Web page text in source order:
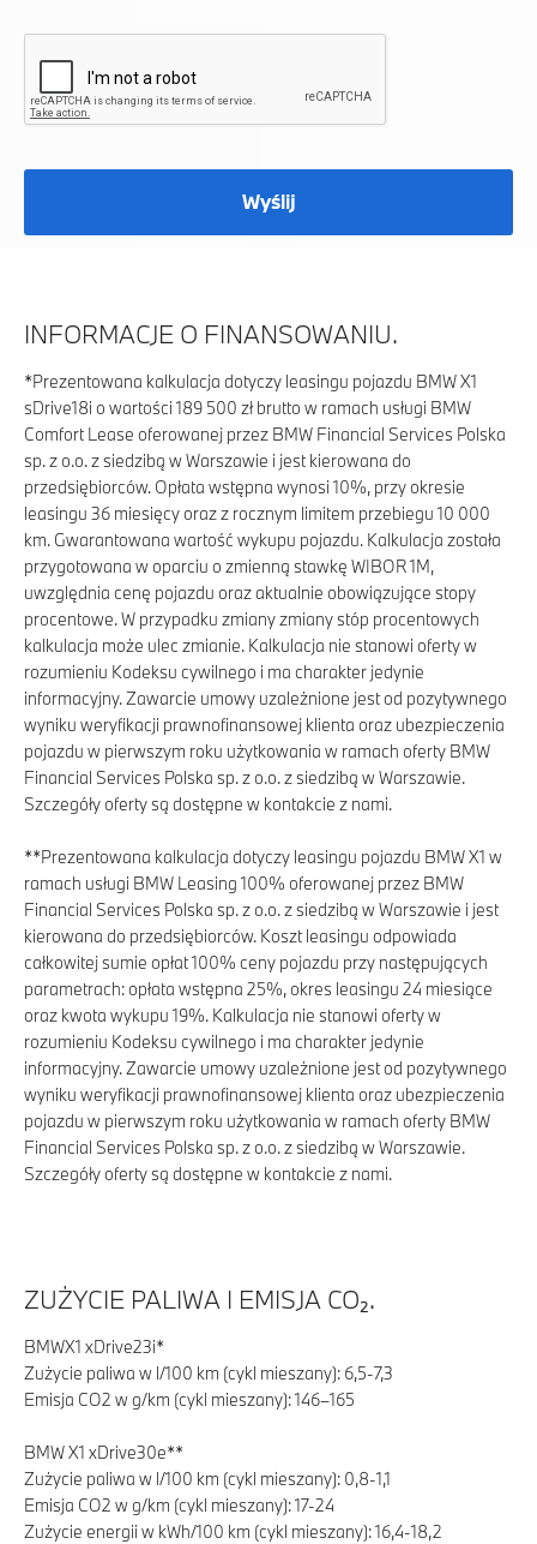
Wyślij
INFORMACJE O FINANSOWANIU.
*Prezentowana kalkulacja dotyczy leasingu pojazdu BMW X1
sDrive18i o wartości 189 500 zł brutto w ramach usługi BMW
Comfort Lease oferowanej przez BMW Financial Services Polska
sp. z o.o. z siedzibą w Warszawie i jest kierowana do
przedsiębiorców. Opłata wstępna wynosi 10%, przy okresie
leasingu 36 miesięcy oraz z rocznym limitem przebiegu 10 000
km. Gwarantowana wartość wykupu pojazdu. Kalkulacja została
przygotowana w oparciu o zmienną stawkę WIBOR 1M,
uwzględnia cenę pojazdu oraz aktualnie obowiązujące stopy
procentowe. W przypadku zmiany zmiany stóp procentowych
kalkulacja może ulec zmianie. Kalkulacja nie stanowi oferty w
rozumieniu Kodeksu cywilnego i ma charakter jedynie
informacyjny. Zawarcie umowy uzależnione jest od pozytywnego
wyniku weryfikacji prawnofinansowej klienta oraz ubezpieczenia
pojazdu w pierwszym roku użytkowania w ramach oferty BMW
Financial Services Polska sp. z o.o. z siedzibą w Warszawie.
Szczegóły oferty są dostępne w kontakcie z nami.
**Prezentowana kalkulacja dotyczy leasingu pojazdu BMW X1 w
ramach usługi BMW Leasing 100% oferowanej przez BMW
Financial Services Polska sp. z o.o. z siedzibą w Warszawie i jest
kierowana do przedsiębiorców. Koszt leasingu odpowiada
całkowitej sumie opłat 100% ceny pojazdu przy następujących
parametrach: opłata wstępna 25%, okres leasingu 24 miesiące
oraz kwota wykupu 19%. Kalkulacja nie stanowi oferty w
rozumieniu Kodeksu cywilnego i ma charakter jedynie
informacyjny. Zawarcie umowy uzależnione jest od pozytywnego
wyniku weryfikacji prawnofinansowej klienta oraz ubezpieczenia
pojazdu w pierwszym roku użytkowania w ramach oferty BMW
Financial Services Polska sp. z o.o. z siedzibą w Warszawie.
Szczegóły oferty są dostępne w kontakcie z nami.
ZUŻYCIE PALIWA I EMISJA CO₂.
BMWX1 xDrive23i*
Zużycie paliwa w l/100 km (cykl mieszany): 6,5-7,3
Emisja CO2 w g/km (cykl mieszany): 146–165
BMW X1 xDrive30e**
Zużycie paliwa w l/100 km (cykl mieszany): 0,8-1,1
Emisja CO2 w g/km (cykl mieszany): 17-24
Zużycie energii w kWh/100 km (cykl mieszany): 16,4-18,2